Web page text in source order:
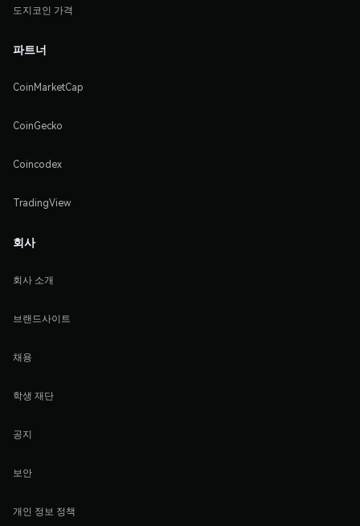
도지코인 가격
파트너
CoinMarketCap
CoinGecko
Coincodex
TradingView
회사
회사 소개
브랜드사이트
채용
학생 재단
공지
보안
개인 정보 정책